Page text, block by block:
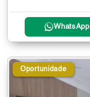
WhatsApp
Oportunidade